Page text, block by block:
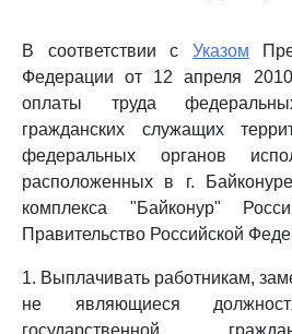
В соответствии с Указом
Федерации от 12 апреля
оплаты труда
гражданских служащих
федеральных органов
расположенных в г.
комплекса "Байконур"
Правительство Российской
1. Выплачивать работникам,
не являющиеся
государственной